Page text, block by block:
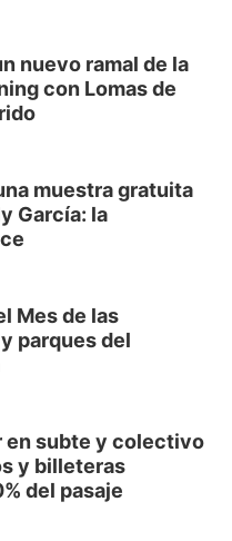
nuevo ramal de la
con Lomas de
muestra gratuita
García: la
Mes de las
parques del
en subte y colectivo
y billeteras
del pasaje